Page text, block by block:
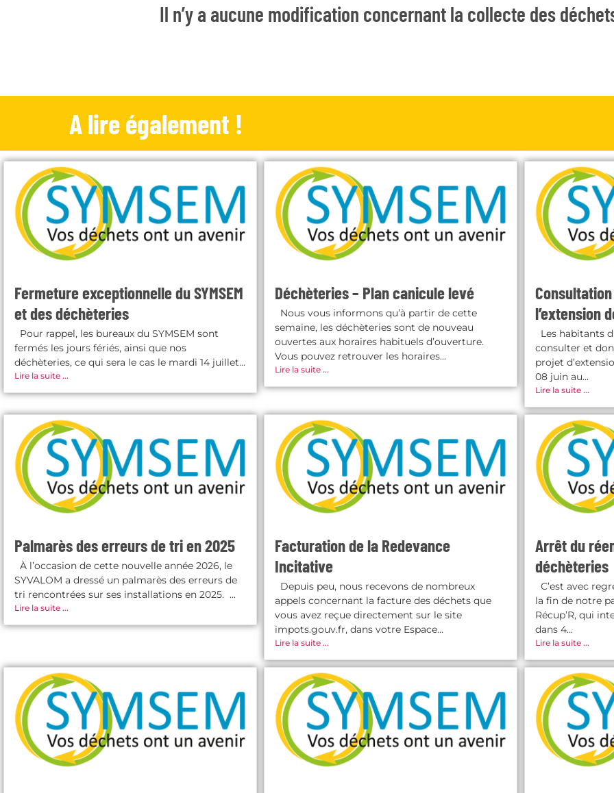
Il n’y a aucune modification concernant la collecte des
A lire également !
Fermeture exceptionnelle du SYMSEM
et des déchèteries
Pour rappel, les bureaux du SYMSEM sont
fermés les jours fériés, ainsi que nos
déchèteries, ce qui sera le cas le mardi 14 juillet...
Lire la suite ...
Déchèteries – Plan canicule levé
Nous vous informons qu’à partir de cette
semaine, les déchèteries sont de nouveau
ouvertes aux horaires habituels d’ouverture.
Vous pouvez retrouver les horaires...
Lire la suite ...
l’extension
Les habitants
consulter et
projet
08 juin au...
Lire la suite ...
Palmarès des erreurs de tri en 2025
À l’occasion de cette nouvelle année 2026, le
SYVALOM a dressé un palmarès des erreurs de
tri rencontrées sur ses installations en 2025. ...
Lire la suite ...
Facturation de la Redevance
Incitative
Depuis peu, nous recevons de nombreux
appels concernant la facture des déchets que
vous avez reçue directement sur le site
impots.gouv.fr, dans votre Espace...
Lire la suite ...
Arrêt du
déchèteries
C’est avec
la fin de notre
Récup’R, qui
dans 4...
Lire la suite ...